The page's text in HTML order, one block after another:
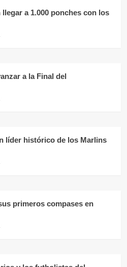
a 1.000 ponches con los
a la Final del
líder histórico de los Marlins
primeros compases en